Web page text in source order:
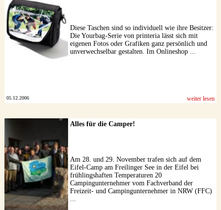
Diese Taschen sind so individuell wie ihre Besitzer:
Die Yourbag-Serie von printeria lässt sich mit
eigenen Fotos oder Grafiken ganz persönlich und
unverwechselbar gestalten. Im Onlineshop ...
05.12.2006 weiter lesen
Alles für die Camper!
Am 28. und 29. November trafen sich auf dem
Eifel-Camp am Freilinger See in der Eifel bei
frühlingshaften Temperaturen 20
Campingunternehmer vom Fachverband der
Freizeit- und Campingunternehmer in NRW (FFC)